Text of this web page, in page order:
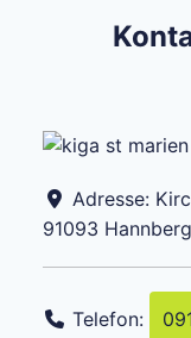
Adresse:
91093 Hannberg
Telefon: